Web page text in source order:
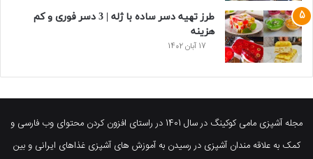
طرز تهیه دسر ساده با ژله | 3 دسر فوری و کم
هزینه
17 آبان 1402
مجله آشپزی مامی کوکینگ در سال 1401 در راستای افزون کردن محتوای وب فارسی و
کمک به علاقه مندان آشپزی در رسیدن به آموزش های آشپزی غذاهای ایرانی و بین